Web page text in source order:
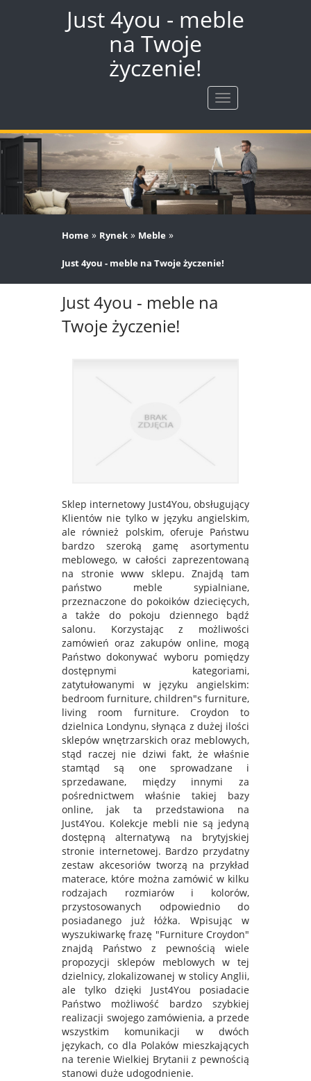
Just 4you - meble
na Twoje
życzenie!
Rozwiń
nawigację
Home » Rynek » Meble »
Just 4you - meble na Twoje życzenie!
Just 4you - meble na
Twoje życzenie!
Sklep internetowy Just4You, obsługujący
Klientów nie tylko w języku angielskim,
ale również polskim, oferuje Państwu
bardzo szeroką gamę asortymentu
meblowego, w całości zaprezentowaną
na stronie www sklepu. Znajdą tam
państwo meble sypialniane,
przeznaczone do pokoików dziecięcych,
a także do pokoju dziennego bądź
salonu. Korzystając z możliwości
zamówień oraz zakupów online, mogą
Państwo dokonywać wyboru pomiędzy
dostępnymi kategoriami,
zatytułowanymi w języku angielskim:
bedroom furniture, children"s furniture,
living room furniture. Croydon to
dzielnica Londynu, słynąca z dużej ilości
sklepów wnętrzarskich oraz meblowych,
stąd raczej nie dziwi fakt, że właśnie
stamtąd są one sprowadzane i
sprzedawane, między innymi za
pośrednictwem właśnie takiej bazy
online, jak ta przedstawiona na
Just4You. Kolekcje mebli nie są jedyną
dostępną alternatywą na brytyjskiej
stronie internetowej. Bardzo przydatny
zestaw akcesoriów tworzą na przykład
materace, które można zamówić w kilku
rodzajach rozmiarów i kolorów,
przystosowanych odpowiednio do
posiadanego już łóżka. Wpisując w
wyszukiwarkę frazę "Furniture Croydon"
znajdą Państwo z pewnością wiele
propozycji sklepów meblowych w tej
dzielnicy, zlokalizowanej w stolicy Anglii,
ale tylko dzięki Just4You posiadacie
Państwo możliwość bardzo szybkiej
realizacji swojego zamówienia, a przede
wszystkim komunikacji w dwóch
językach, co dla Polaków mieszkających
na terenie Wielkiej Brytanii z pewnością
stanowi duże udogodnienie.